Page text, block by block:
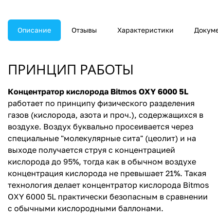
Описание Отзывы Характеристики
ПРИНЦИП РАБОТЫ
Концентратор кислорода Bitmos OXY 6000 5L
работает по принципу физического разделения
газов (кислорода, азота и проч.), содержащихся в
воздухе. Воздух буквально просеивается через
специальные "молекулярные сита" (цеолит) и на
выходе получается струя с концентрацией
кислорода до 95%, тогда как в обычном воздухе
концентрация кислорода не превышает 21%. Такая
технология делает концентратор кислорода Bitmos
OXY 6000 5L практически безопасным в сравнении
с обычными кислородными баллонами.